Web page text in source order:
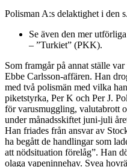
Polisman A:s delaktighet i den
Se även den mer
– ”Turkiet” (PKK).
Som framgår på annat ställe
Ebbe Carlsson-affären. Han
med två polismän med vilka
piketstyrka, Per K och Per J.
för varusmuggling, valutabrott
under månadsskiftet juni-juli
Han friades från ansvar av
ha begått de handlingar som
att nödsituation förelåg”. Han
olaga vapeninnehav. Svea